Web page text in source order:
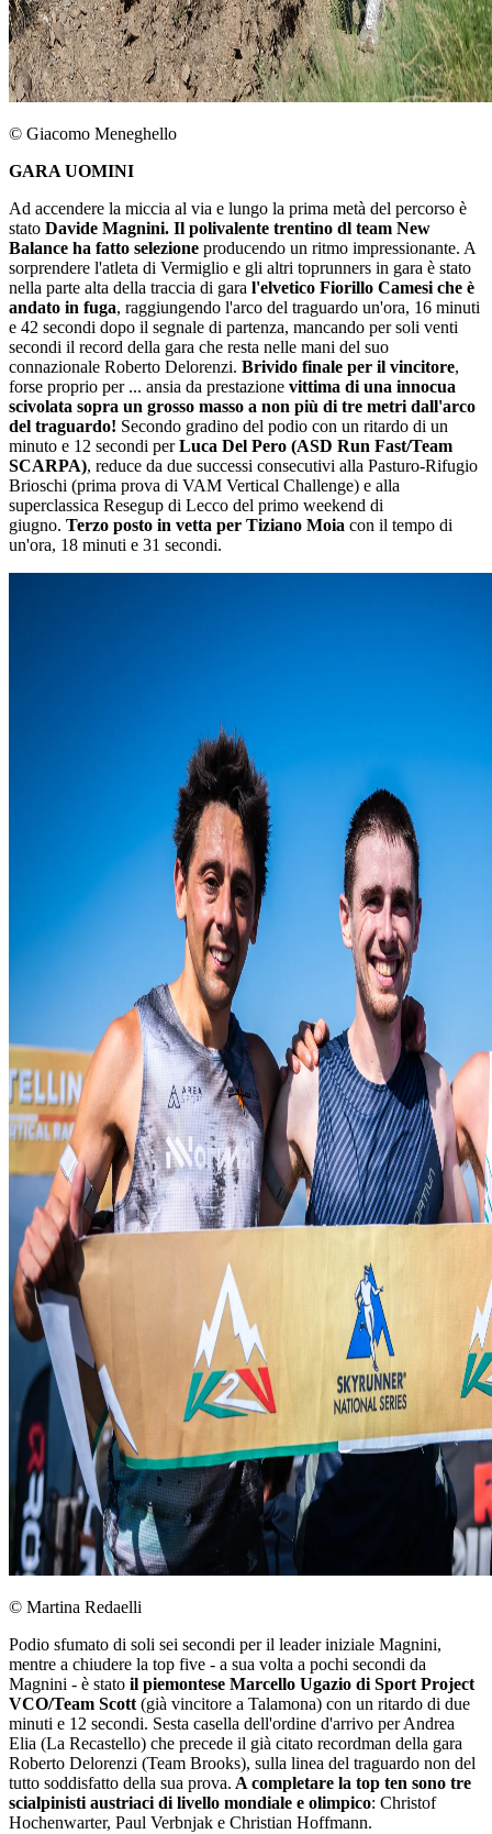
© Giacomo Meneghello
GARA UOMINI
Ad accendere la miccia al via e lungo la prima metà del percorso è
stato Davide Magnini. Il polivalente trentino dl team New
Balance ha fatto selezione producendo un ritmo impressionante. A
sorprendere l'atleta di Vermiglio e gli altri toprunners in gara è stato
nella parte alta della traccia di gara l'elvetico Fiorillo Camesi che è
andato in fuga, raggiungendo l'arco del traguardo un'ora, 16 minuti
e 42 secondi dopo il segnale di partenza, mancando per soli venti
secondi il record della gara che resta nelle mani del suo
connazionale Roberto Delorenzi. Brivido finale per il vincitore,
forse proprio per ... ansia da prestazione vittima di una innocua
scivolata sopra un grosso masso a non più di tre metri dall'arco
del traguardo! Secondo gradino del podio con un ritardo di un
minuto e 12 secondi perLuca Del Pero (ASD Run Fast/Team
SCARPA), reduce da due successi consecutivi alla Pasturo-Rifugio
Brioschi (prima prova di VAM Vertical Challenge) e alla
superclassica Resegup di Lecco del primo weekend di
giugno. Terzo posto in vetta per Tiziano Moia con il tempo di
un'ora, 18 minuti e 31 secondi.
© Martina Redaelli
Podio sfumato di soli sei secondi per il leader iniziale Magnini,
mentre a chiudere la top five - a sua volta a pochi secondi da
Magnini - è stato il piemontese Marcello Ugazio di Sport Project
VCO/Team Scott (già vincitore a Talamona) con un ritardo di due
minuti e 12 secondi. Sesta casella dell'ordine d'arrivo per Andrea
Elia (La Recastello) che precede il già citato recordman della gara
Roberto Delorenzi (Team Brooks), sulla linea del traguardo non del
tutto soddisfatto della sua prova. A completare la top ten sono tre
scialpinisti austriaci di livello mondiale e olimpico: Christof
Hochenwarter, Paul Verbnjak e Christian Hoffmann.